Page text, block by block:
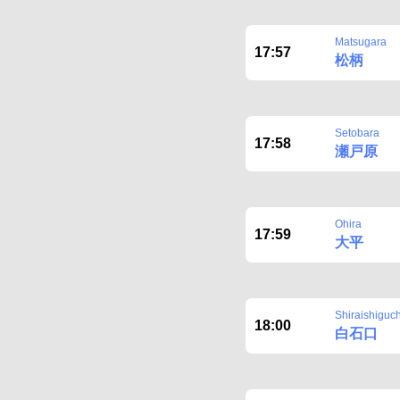
17:57
Matsugara
松柄
17:58
Setobara
瀬戸原
17:59
Ohira
大平
18:00
白石口